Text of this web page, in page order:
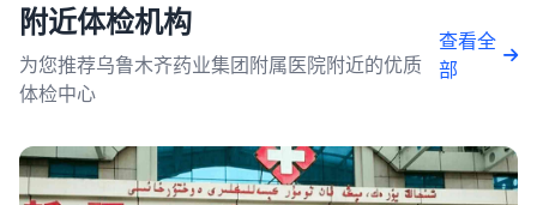
附近体检机构
为您推荐乌鲁木齐药业集团附属医院附近的优质
体检中心
查看全
部